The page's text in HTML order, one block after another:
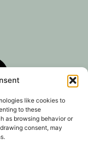
like cookies to
to these
as browsing behavior or
consent, may